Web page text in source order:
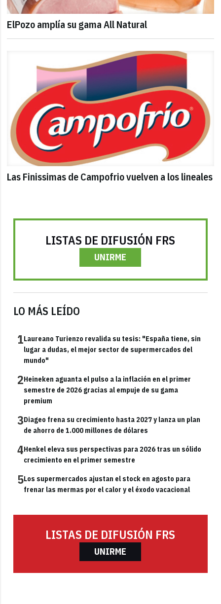
ElPozo amplía su gama All Natural
Las Finissimas de Campofrio vuelven a los lineales
LISTAS DE DIFUSIÓN FRS
UNIRME
LO MÁS LEÍDO
1Laureano Turienzo revalida su tesis: "España tiene, sin
lugar a dudas, el mejor sector de supermercados del
mundo"
2Heineken aguanta el pulso a la inflación en el primer
semestre de 2026 gracias al empuje de su gama
premium
3Diageo frena su crecimiento hasta 2027 y lanza un plan
de ahorro de 1.000 millones de dólares
4Henkel eleva sus perspectivas para 2026 tras un sólido
crecimiento en el primer semestre
5Los supermercados ajustan el stock en agosto para
frenar las mermas por el calor y el éxodo vacacional
LISTAS DE DIFUSIÓN FRS
UNIRME